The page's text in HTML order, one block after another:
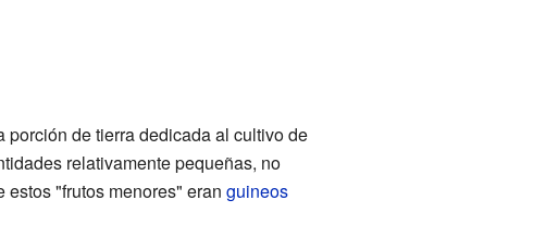
de tierra dedicada al cultivo de
relativamente pequeñas, no
"frutos menores" eran guineos